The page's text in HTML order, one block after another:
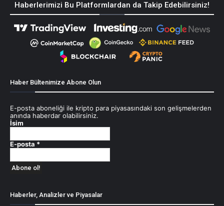
Haberlerimizi Bu Platformlardan da Takip Edebilirsiniz!
Haber Bültenimize Abone Olun
E-posta aboneliği ile kripto para piyasasındaki son gelişmelerden
anında haberdar olabilirsiniz.
İsim
E-posta *
Haberler, Analizler ve Piyasalar